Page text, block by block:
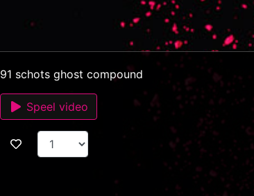
91 schots ghost compound
Speel video